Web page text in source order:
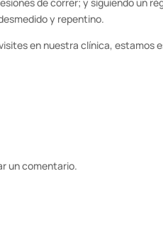
y repentino.
en nuestra clínica,
un comentario.